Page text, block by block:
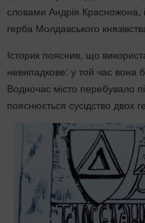
словами Андрія
герба Молдавського
Історик пояснив, що
невипадкове: у той час вона
Водночас місто перебувало
пояснюється сусідство двох